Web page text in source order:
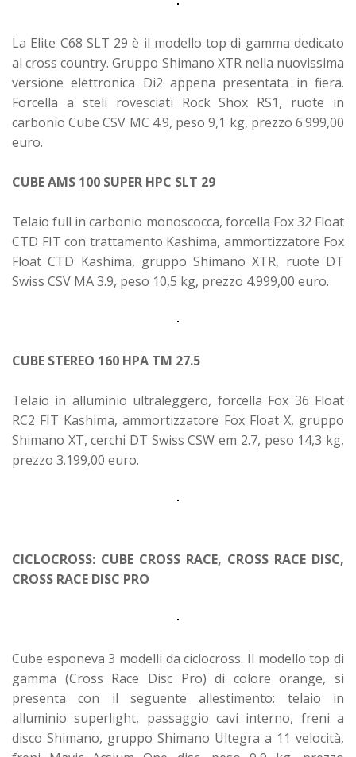
La Elite C68 SLT 29 è il modello top di gamma dedicato
al cross country. Gruppo Shimano XTR nella nuovissima
versione elettronica Di2 appena presentata in fiera.
Forcella a steli rovesciati Rock Shox RS1, ruote in
carbonio Cube CSV MC 4.9, peso 9,1 kg, prezzo 6.999,00
euro.
CUBE AMS 100 SUPER HPC SLT 29
Telaio full in carbonio monoscocca, forcella Fox 32 Float
CTD FIT con trattamento Kashima, ammortizzatore Fox
Float CTD Kashima, gruppo Shimano XTR, ruote DT
Swiss CSV MA 3.9, peso 10,5 kg, prezzo 4.999,00 euro.
CUBE STEREO 160 HPA TM 27.5
Telaio in alluminio ultraleggero, forcella Fox 36 Float
RC2 FIT Kashima, ammortizzatore Fox Float X, gruppo
Shimano XT, cerchi DT Swiss CSW em 2.7, peso 14,3 kg,
prezzo 3.199,00 euro.
CICLOCROSS: CUBE CROSS RACE, CROSS RACE DISC,
CROSS RACE DISC PRO
Cube esponeva 3 modelli da ciclocross. Il modello top di
gamma (Cross Race Disc Pro) di colore orange, si
presenta con il seguente allestimento: telaio in
alluminio superlight, passaggio cavi interno, freni a
disco Shimano, gruppo Shimano Ultegra a 11 velocità,